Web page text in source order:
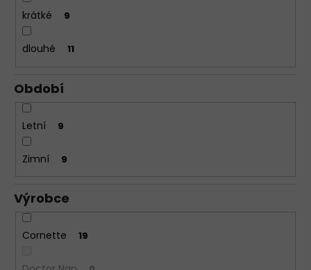
krátké 9
dlouhé 11
Období
Letní 9
Zimní 9
Výrobce
Cornette 19